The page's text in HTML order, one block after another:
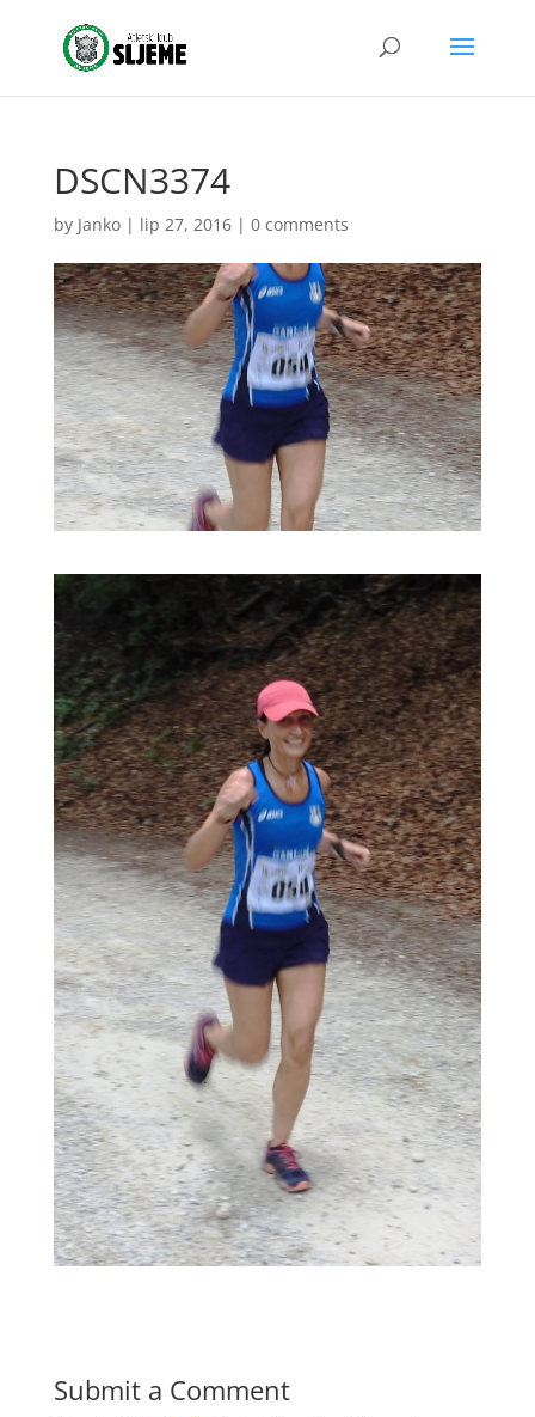
DSCN3374
by Janko| lip 27, 2016| 0 comments
Submit a Comment